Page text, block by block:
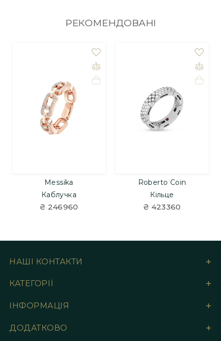
РЕКОМЕНДОВАНІ
Messika
Каблучка
₴ 246960
Roberto Coin
Кільце
₴ 423360
НАШІ КОНТАКТИ
КАТЕГОРІЇ
ІНФОРМАЦІЯ
ДОДАТКОВО